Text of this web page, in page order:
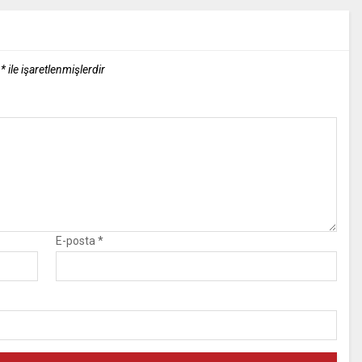
*ile işaretlenmişlerdir
E-posta *